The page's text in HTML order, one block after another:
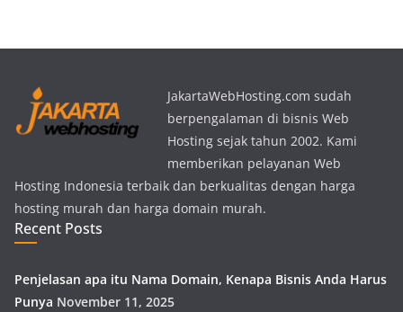
JakartaWebHosting.com sudah
berpengalaman di bisnis Web
Hosting sejak tahun 2002. Kami
memberikan pelayanan Web
Hosting Indonesia terbaik dan berkualitas dengan harga
hosting murah dan harga domain murah.
Recent Posts
Penjelasan apa itu Nama Domain, Kenapa Bisnis Anda Harus
Punya November 11, 2025